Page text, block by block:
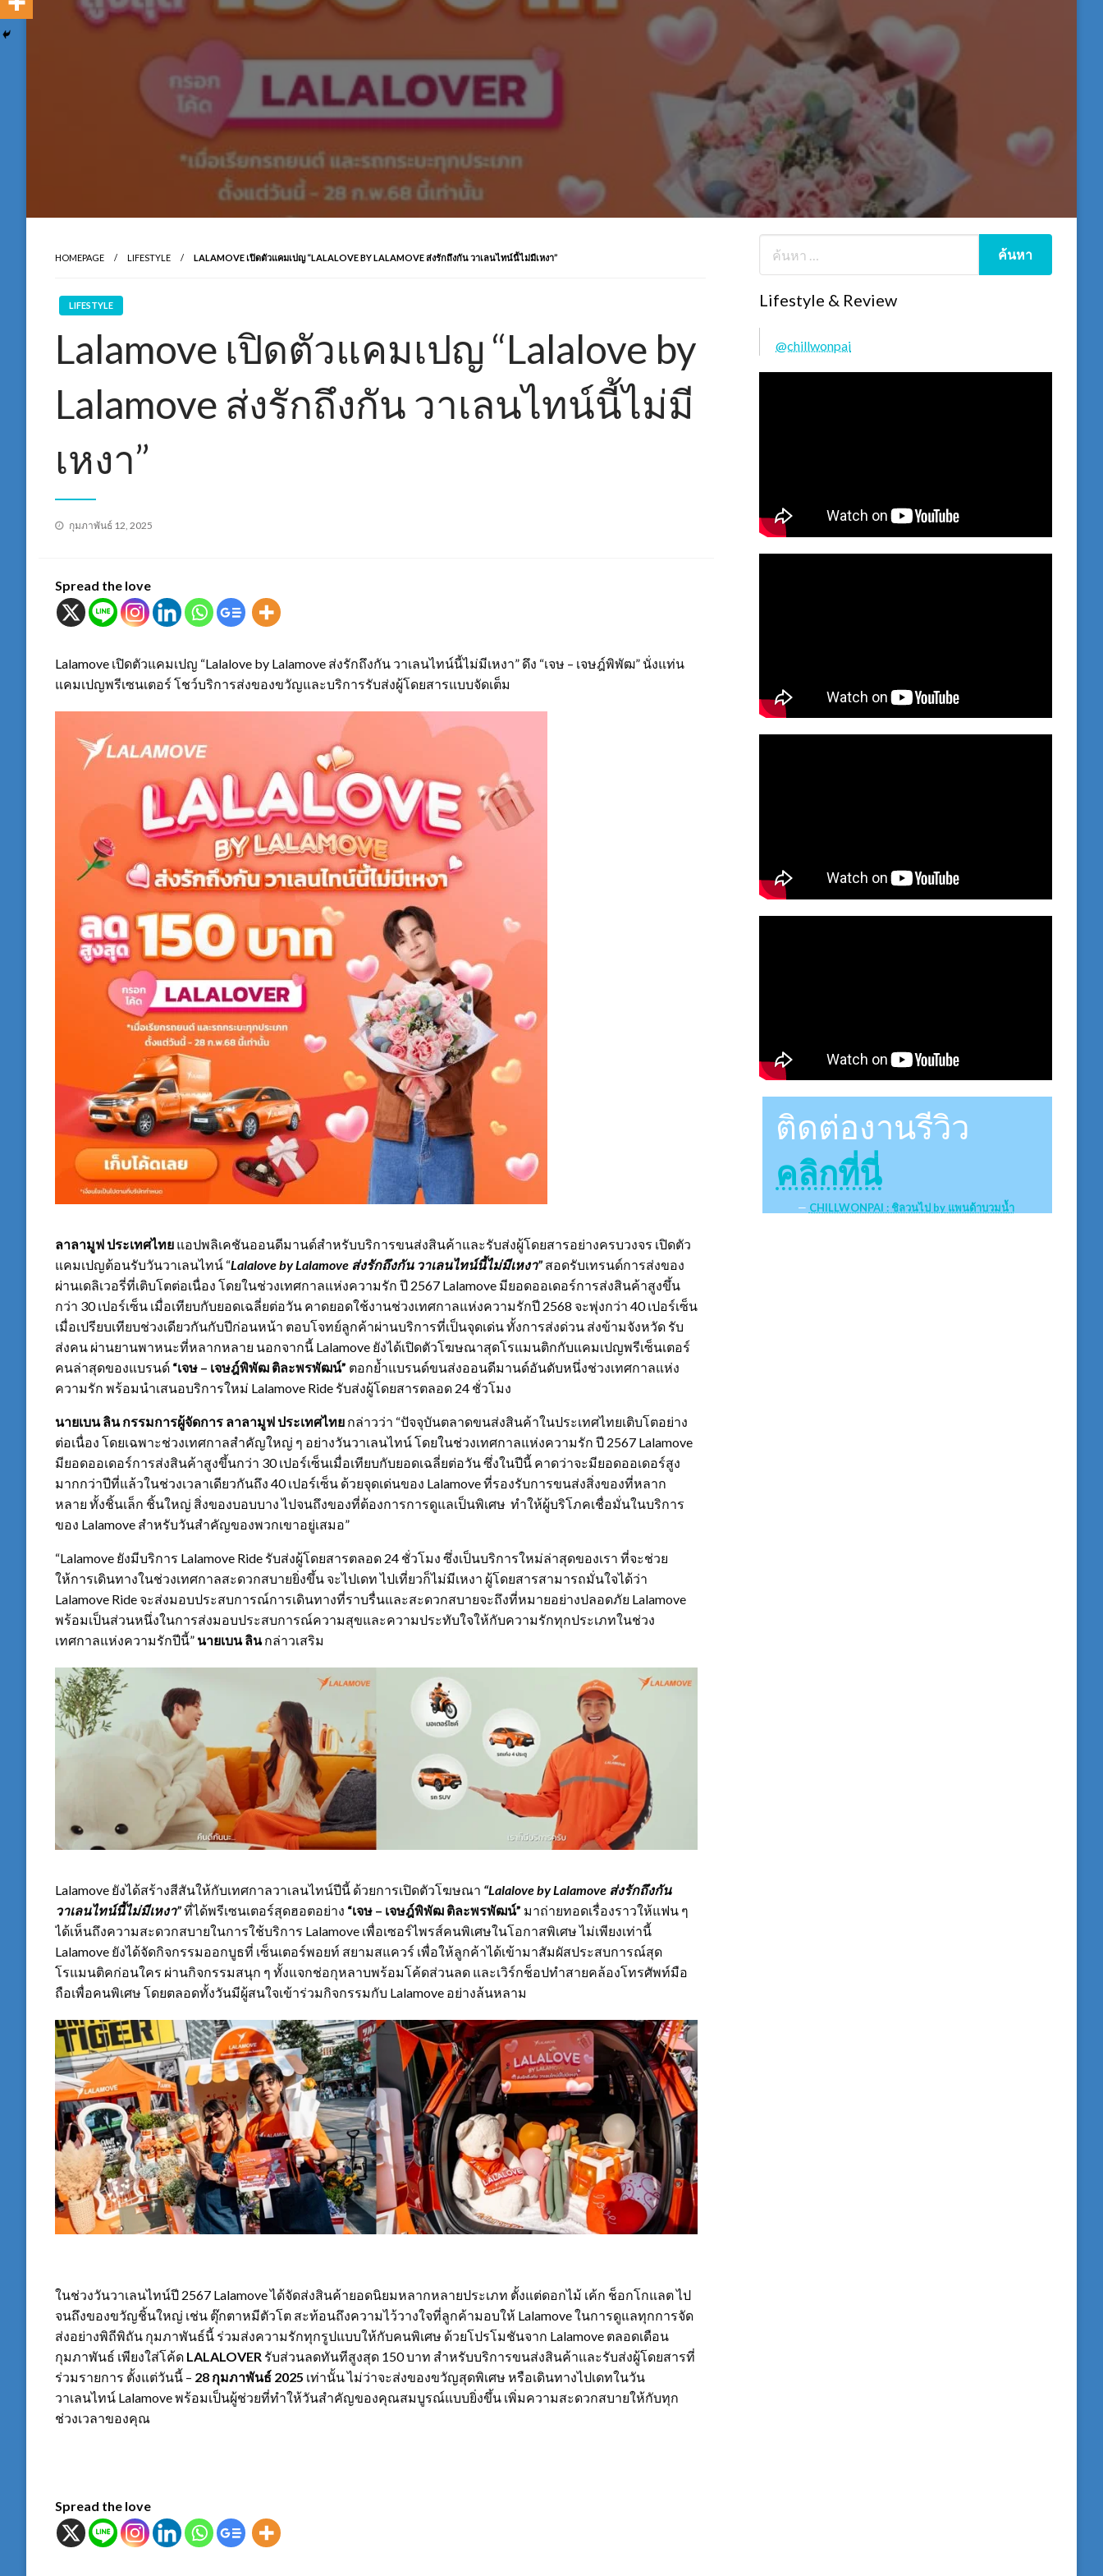
HOMEPAGE LIFESTYLE LALAMOVE เปิดตัวแคมเปญ “LALALOVE BY LALAMOVE ส่งรักถึงกัน วาเลนไทน์นี้ไม่มีเหงา”
LIFESTYLE
Lalamove เปิดตัวแคมเปญ “Lalalove by
Lalamove ส่งรักถึงกัน วาเลนไทน์นี้ไม่มี
เหงา”
Posted
กุมภาพันธ์ 12, 2025
Spread the love
Lalamove เปิดตัวแคมเปญ “Lalalove by Lalamove ส่งรักถึงกัน วาเลนไทน์นี้ไม่มีเหงา” ดึง “เจษ – เจษฎ์พิพัฒ” นั่งแท่น
แคมเปญพรีเซนเตอร์ โชว์บริการส่งของขวัญและบริการรับส่งผู้โดยสารแบบจัดเต็ม
ลาลามูฟ ประเทศไทย แอปพลิเคชันออนดีมานด์สำหรับบริการขนส่งสินค้าและรับส่งผู้โดยสารอย่างครบวงจร เปิดตัว
แคมเปญต้อนรับวันวาเลนไทน์ “Lalalove by Lalamove ส่งรักถึงกัน วาเลนไทน์นี้ไม่มีเหงา” สอดรับเทรนด์การส่งของ
ผ่านเดลิเวอรี่ที่เติบโตต่อเนื่อง โดยในช่วงเทศกาลแห่งความรัก ปี 2567 Lalamove มียอดออเดอร์การส่งสินค้าสูงขึ้น
กว่า 30 เปอร์เซ็น เมื่อเทียบกับยอดเฉลี่ยต่อวัน คาดยอดใช้งานช่วงเทศกาลแห่งความรักปี 2568 จะพุ่งกว่า 40 เปอร์เซ็น
เมื่อเปรียบเทียบช่วงเดียวกันกับปีก่อนหน้า ตอบโจทย์ลูกค้าผ่านบริการที่เป็นจุดเด่น ทั้งการส่งด่วน ส่งข้ามจังหวัด รับ
ส่งคน ผ่านยานพาหนะที่หลากหลาย นอกจากนี้ Lalamove ยังได้เปิดตัวโฆษณาสุดโรแมนติกกับแคมเปญพรีเซ็นเตอร์
คนล่าสุดของแบรนด์ “เจษ – เจษฎ์พิพัฒ ติละพรพัฒน์” ตอกย้ำแบรนด์ขนส่งออนดีมานด์อันดับหนึ่งช่วงเทศกาลแห่ง
ความรัก พร้อมนำเสนอบริการใหม่ Lalamove Ride รับส่งผู้โดยสารตลอด 24 ชั่วโมง
นายเบน ลิน กรรมการผู้จัดการ ลาลามูฟ ประเทศไทย กล่าวว่า “ปัจจุบันตลาดขนส่งสินค้าในประเทศไทยเติบโตอย่าง
ต่อเนื่อง โดยเฉพาะช่วงเทศกาลสำคัญใหญ่ ๆ อย่างวันวาเลนไทน์ โดยในช่วงเทศกาลแห่งความรัก ปี 2567 Lalamove
มียอดออเดอร์การส่งสินค้าสูงขึ้นกว่า 30 เปอร์เซ็นเมื่อเทียบกับยอดเฉลี่ยต่อวัน ซึ่งในปีนี้ คาดว่าจะมียอดออเดอร์สูง
มากกว่าปีที่แล้วในช่วงเวลาเดียวกันถึง 40 เปอร์เซ็น ด้วยจุดเด่นของ Lalamove ที่รองรับการขนส่งสิ่งของที่หลาก
หลาย ทั้งชิ้นเล็ก ชิ้นใหญ่ สิ่งของบอบบาง ไปจนถึงของที่ต้องการการดูแลเป็นพิเศษ ทำให้ผู้บริโภคเชื่อมั่นในบริการ
ของ Lalamove สำหรับวันสำคัญของพวกเขาอยู่เสมอ”
“Lalamove ยังมีบริการ Lalamove Ride รับส่งผู้โดยสารตลอด 24 ชั่วโมง ซึ่งเป็นบริการใหม่ล่าสุดของเรา ที่จะช่วย
ให้การเดินทางในช่วงเทศกาลสะดวกสบายยิ่งขึ้น จะไปเดท ไปเที่ยวก็ไม่มีเหงา ผู้โดยสารสามารถมั่นใจได้ว่า
Lalamove Ride จะส่งมอบประสบการณ์การเดินทางที่ราบรื่นและสะดวกสบายจะถึงที่หมายอย่างปลอดภัย Lalamove
พร้อมเป็นส่วนหนึ่งในการส่งมอบประสบการณ์ความสุขและความประทับใจให้กับความรักทุกประเภทในช่วง
เทศกาลแห่งความรักปีนี้” นายเบน ลินกล่าวเสริม
Lalamove ยังได้สร้างสีสันให้กับเทศกาลวาเลนไทน์ปีนี้ ด้วยการเปิดตัวโฆษณา “Lalalove by Lalamove ส่งรักถึงกัน
วาเลนไทน์นี้ไม่มีเหงา”ที่ได้พรีเซนเตอร์สุดฮอตอย่าง “เจษ – เจษฎ์พิพัฒ ติละพรพัฒน์” มาถ่ายทอดเรื่องราวให้แฟน ๆ
ได้เห็นถึงความสะดวกสบายในการใช้บริการ Lalamove เพื่อเซอร์ไพรส์คนพิเศษในโอกาสพิเศษ ไม่เพียงเท่านี้
Lalamove ยังได้จัดกิจกรรมออกบูธที่ เซ็นเตอร์พอยท์ สยามสแควร์ เพื่อให้ลูกค้าได้เข้ามาสัมผัสประสบการณ์สุด
โรแมนติคก่อนใคร ผ่านกิจกรรมสนุก ๆ ทั้งแจกช่อกุหลาบพร้อมโค้ดส่วนลด และเวิร์กช็อปทำสายคล้องโทรศัพท์มือ
ถือเพื่อคนพิเศษ โดยตลอดทั้งวันมีผู้สนใจเข้าร่วมกิจกรรมกับ Lalamove อย่างล้นหลาม
ในช่วงวันวาเลนไทน์ปี 2567 Lalamove ได้จัดส่งสินค้ายอดนิยมหลากหลายประเภท ตั้งแต่ดอกไม้ เค้ก ช็อกโกแลต ไป
จนถึงของขวัญชิ้นใหญ่ เช่น ตุ๊กตาหมีตัวโต สะท้อนถึงความไว้วางใจที่ลูกค้ามอบให้ Lalamove ในการดูแลทุกการจัด
ส่งอย่างพิถีพิถัน กุมภาพันธ์นี้ ร่วมส่งความรักทุกรูปแบบให้กับคนพิเศษ ด้วยโปรโมชันจาก Lalamove ตลอดเดือน
กุมภาพันธ์ เพียงใส่โค้ด LALALOVER รับส่วนลดทันทีสูงสุด 150 บาท สำหรับบริการขนส่งสินค้าและรับส่งผู้โดยสารที่
ร่วมรายการ ตั้งแต่วันนี้ – 28 กุมภาพันธ์ 2025 เท่านั้น ไม่ว่าจะส่งของขวัญสุดพิเศษ หรือเดินทางไปเดทในวัน
วาเลนไทน์ Lalamove พร้อมเป็นผู้ช่วยที่ทำให้วันสำคัญของคุณสมบูรณ์แบบยิ่งขึ้น เพิ่มความสะดวกสบายให้กับทุก
ช่วงเวลาของคุณ
Spread the love
Lifestyle & Review
@chillwonpai
ติดต่องานรีวิว
คลิกที่นี่
CHILLWONPAI : ชิลวนไป by แพนด้าบวมน้ำ